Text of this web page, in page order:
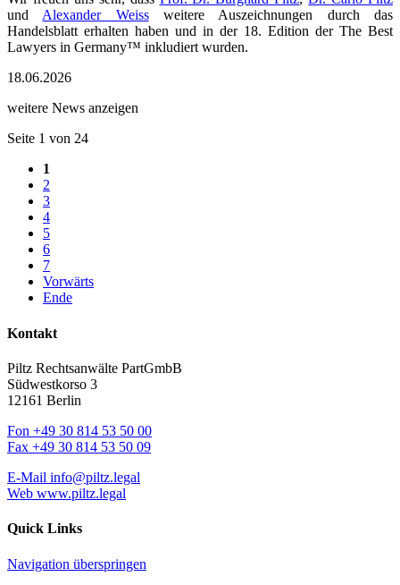
undAlexander Weissweitere Auszeichnungen durch das
Handelsblatt erhalten haben und in der 18. Edition der The Best
Lawyers in Germany™ inkludiert wurden.
18.06.2026
weitere News anzeigen
Seite 1 von 24
1
2
3
4
5
6
7
Vorwärts
Ende
Kontakt
Piltz Rechtsanwälte PartGmbB
Südwestkorso 3
12161 Berlin
Fon +49 30 814 53 50 00
Fax +49 30 814 53 50 09
E-Mail info@piltz.legal
Web www.piltz.legal
Quick Links
Navigation überspringen